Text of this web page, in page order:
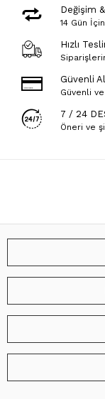
Değişim
14 Gün
Hızlı
Güvenli
Güvenli
7 / 24
Öneri ve